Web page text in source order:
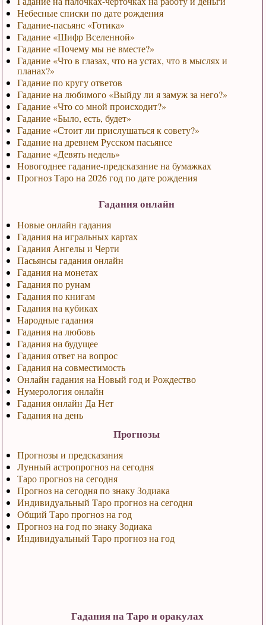
Небесные списки по дате рождения
Гадание-пасьянс «Готика»
Гадание «Шифр Вселенной»
Гадание «Почему мы не вместе?»
Гадание «Что в глазах, что на устах, что в мыслях и
планах?»
Гадание по кругу ответов
Гадание на любимого «Выйду ли я замуж за него?»
Гадание «Что со мной происходит?»
Гадание «Было, есть, будет»
Гадание «Стоит ли прислушаться к совету?»
Гадание на древнем Русском пасьянсе
Гадание «Девять недель»
Новогоднее гадание-предсказание на бумажках
Прогноз Таро на 2026 год по дате рождения
Гадания онлайн
Новые онлайн гадания
Гадания на игральных картах
Гадания Ангелы и Черти
Пасьянсы гадания онлайн
Гадания на монетах
Гадания по рунам
Гадания по книгам
Гадания на кубиках
Народные гадания
Гадания на любовь
Гадания на будущее
Гадания ответ на вопрос
Гадания на совместимость
Онлайн гадания на Новый год и Рождество
Нумерология онлайн
Гадания онлайн Да Нет
Гадания на день
Прогнозы
Прогнозы и предсказания
Лунный астропрогноз на сегодня
Таро прогноз на сегодня
Прогноз на сегодня по знаку Зодиака
Индивидуальный Таро прогноз на сегодня
Общий Таро прогноз на год
Прогноз на год по знаку Зодиака
Индивидуальный Таро прогноз на год
Гадания на Таро и оракулах